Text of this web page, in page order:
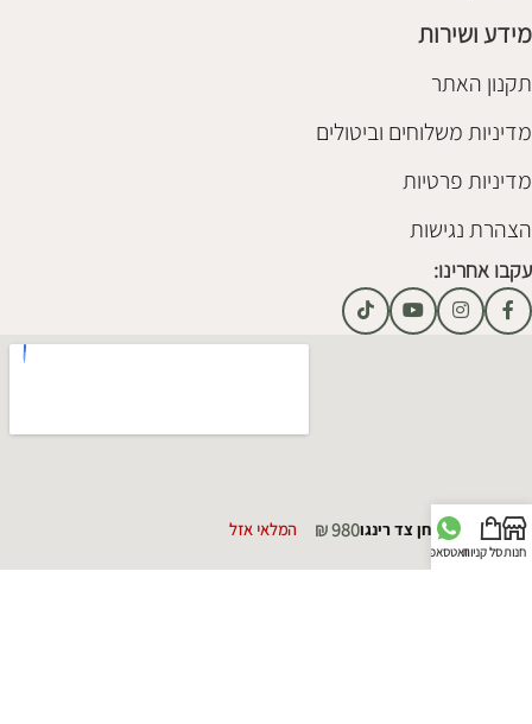
מידע ושירות
תקנון האתר
מדיניות משלוחים וביטולים
מדיניות פרטיות
הצהרת נגישות
עקבו אחרינו:
חנותסל קניותוואטסאפ
שולחן צד רינגו ₪980 המלאי אזל